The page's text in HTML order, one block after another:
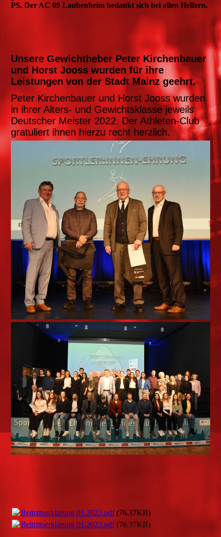
PS. Der AC 09 Laubenheim bedankt sich bei allen Helfern.
Unsere Gewichtheber Peter Kirchenbauer
und Horst Jooss wurden für ihre
Leistungen von der Stadt Mainz geehrt.
Peter Kirchenbauer und Horst Jooss wurden
in ihrer Alters- und Gewichtsklasse jeweils
Deutscher Meister 2022. Der Athleten-Club
gratuliert ihnen hierzu recht herzlich.
Beitrittserklärung 01.2023.pdf(76.37KB)
Beitrittserklärung 01.2023.pdf(76.37KB)